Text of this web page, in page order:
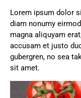
Lorem ipsum dolor
diam nonumy
magna aliquyam
accusam et justo
gubergren, no sea
sit amet.